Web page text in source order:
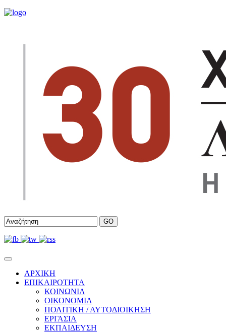
ΑΡΧΙΚΗ
ΕΠΙΚΑΙΡΟΤΗΤΑ
ΚΟΙΝΩΝΙΑ
ΟΙΚΟΝΟΜΙΑ
ΠΟΛΙΤΙΚΗ / ΑΥΤΟΔΙΟΙΚΗΣΗ
ΕΡΓΑΣΙΑ
ΕΚΠΑΙΔΕΥΣΗ